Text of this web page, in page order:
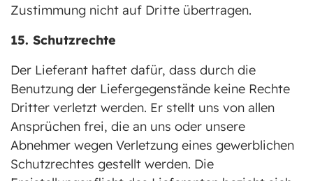
Zustimmung nicht auf Dritte übertragen.
15. Schutzrechte
Der Lieferant haftet dafür, dass durch die
Benutzung der Liefergegenstände keine Rechte
Dritter verletzt werden. Er stellt uns von allen
Ansprüchen frei, die an uns oder unsere
Abnehmer wegen Verletzung eines gewerblichen
Schutzrechtes gestellt werden. Die